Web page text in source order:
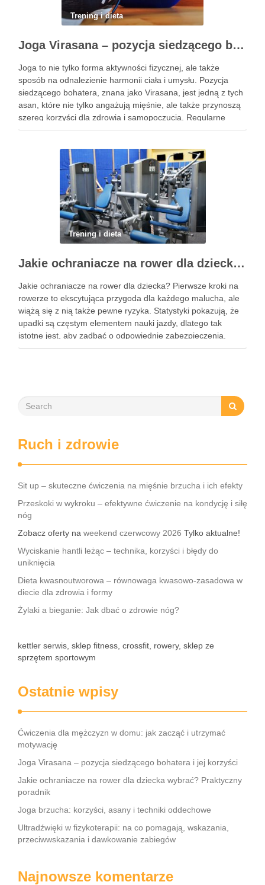
Trening i dieta
Joga Virasana – pozycja siedzącego bohatera i jej korzyści
Joga to nie tylko forma aktywności fizycznej, ale także
sposób na odnalezienie harmonii ciała i umysłu. Pozycja
siedzącego bohatera, znana jako Virasana, jest jedną z tych
asan, które nie tylko angażują mięśnie, ale także przynoszą
szereg korzyści dla zdrowia i samopoczucia. Regularne
praktykowanie tej pozycji może poprawić elastyczność
Trening i dieta
Jakie ochraniacze na rower dla dziecka wybrać? Praktyczny poradnik
Jakie ochraniacze na rower dla dziecka? Pierwsze kroki na
rowerze to ekscytująca przygoda dla każdego malucha, ale
wiążą się z nią także pewne ryzyka. Statystyki pokazują, że
upadki są częstym elementem nauki jazdy, dlatego tak
istotne jest, aby zadbać o odpowiednie zabezpieczenia.
Ochraniacze na rower dla dzieci stanowią kluczowy element
Ruch i zdrowie
Sit up – skuteczne ćwiczenia na mięśnie brzucha i ich efekty
Przeskoki w wykroku – efektywne ćwiczenie na kondycję i siłę
nóg
Zobacz oferty na weekend czerwcowy 2026 Tylko aktualne!
Wyciskanie hantli leżąc – technika, korzyści i błędy do
uniknięcia
Dieta kwasnoutworowa – równowaga kwasowo-zasadowa w
diecie dla zdrowia i formy
Żylaki a bieganie: Jak dbać o zdrowie nóg?
kettler serwis, sklep fitness, crossfit, rowery, sklep ze
sprzętem sportowym
Ostatnie wpisy
Ćwiczenia dla mężczyzn w domu: jak zacząć i utrzymać
motywację
Joga Virasana – pozycja siedzącego bohatera i jej korzyści
Jakie ochraniacze na rower dla dziecka wybrać? Praktyczny
poradnik
Joga brzucha: korzyści, asany i techniki oddechowe
Ultradźwięki w fizykoterapii: na co pomagają, wskazania,
przeciwwskazania i dawkowanie zabiegów
Najnowsze komentarze